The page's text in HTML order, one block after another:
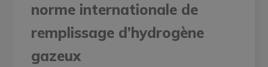
norme internationale de
remplissage d’hydrogène
gazeux